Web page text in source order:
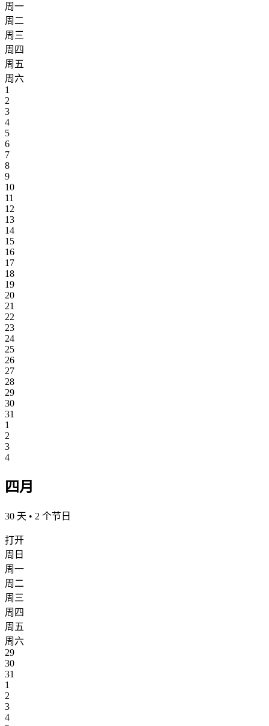
周一
周二
周三
周四
周五
周六
1
2
3
4
5
6
7
8
9
10
11
12
13
14
15
16
17
18
19
20
21
22
23
24
25
26
27
28
29
30
31
1
2
3
4
四月
30 天 • 2 个节日
打开
周日
周一
周二
周三
周四
周五
周六
29
30
31
1
2
3
4